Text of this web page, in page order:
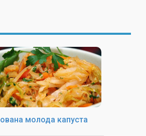
молода капуста